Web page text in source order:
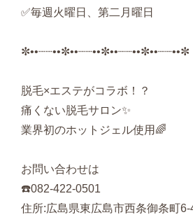
✅毎週火曜日、第二月曜日
✼••┈┈••✼••┈┈••✼••┈┈••✼••┈┈••✼
脱毛×エステがコラボ！？
痛くない脱毛サロン✨
業界初のホットジェル使用🌈
お問い合わせは
☎️082-422-0501
住所:広島県東広島市西条御条町